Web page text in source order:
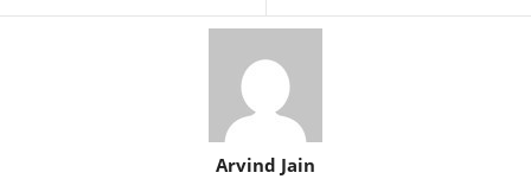
Arvind Jain